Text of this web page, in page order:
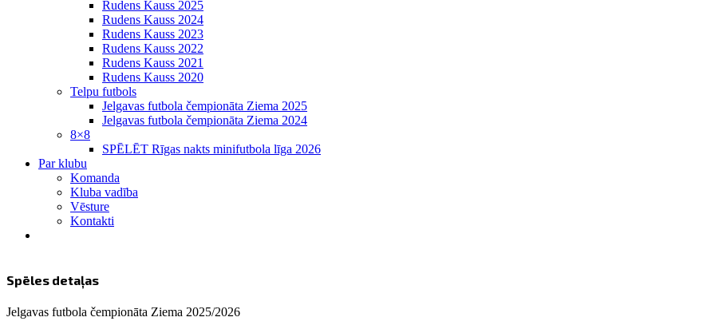
Rudens Kauss 2025
Rudens Kauss 2024
Rudens Kauss 2023
Rudens Kauss 2022
Rudens Kauss 2021
Rudens Kauss 2020
Telpu futbols
Jelgavas futbola čempionāta Ziema 2025
Jelgavas futbola čempionāta Ziema 2024
8×8
SPĒLĒT Rīgas nakts minifutbola līga 2026
Par klubu
Komanda
Kluba vadība
Vēsture
Kontakti
Spēles detaļas
Jelgavas futbola čempionāta Ziema 2025/2026